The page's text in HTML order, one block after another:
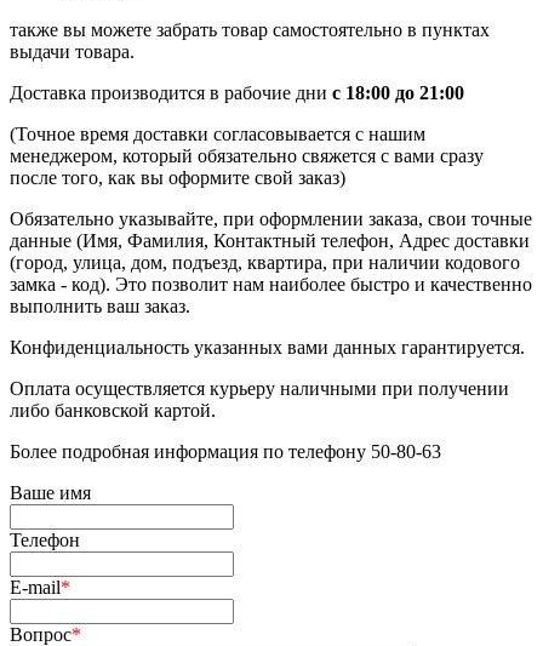
также вы можете забрать товар самостоятельно в пунктах
выдачи товара.
Доставка производится в рабочие дни с 18:00 до 21:00
(Точное время доставки согласовывается с нашим
менеджером, который обязательно свяжется с вами сразу
после того, как вы оформите свой заказ)
Обязательно указывайте, при оформлении заказа, свои точные
данные (Имя, Фамилия, Контактный телефон, Адрес доставки
(город, улица, дом, подъезд, квартира, при наличии кодового
замка - код). Это позволит нам наиболее быстро и качественно
выполнить ваш заказ.
Конфиденциальность указанных вами данных гарантируется.
Оплата осуществляется курьеру наличными при получении
либо банковской картой.
Более подробная информация по телефону 50-80-63
Ваше имя
Телефон
E-mail*
Вопрос*